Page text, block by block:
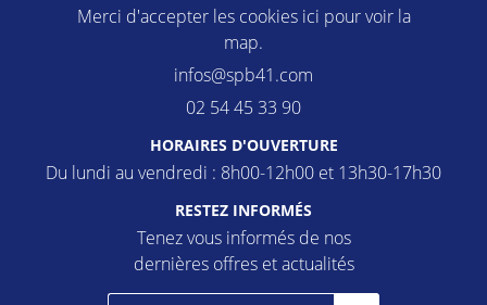
Merci d'accepter les cookies ici pour voir la
map.
02 54 45 33 90
HORAIRES D'OUVERTURE
Du lundi au vendredi : 8h00-12h00 et 13h30-17h30
RESTEZ INFORMÉS
Tenez vous informés de nos
dernières offres et actualités